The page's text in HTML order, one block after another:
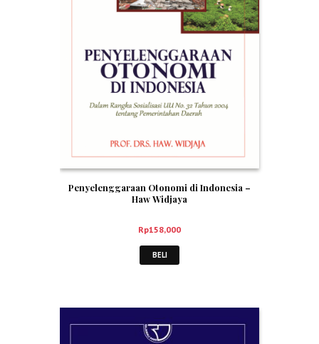
Penyelenggaraan Otonomi di Indonesia –
Haw Widjaya
Rp158,000
BELI